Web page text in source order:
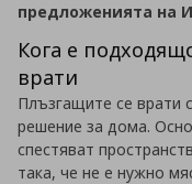
предложенията на
Кога е
врати
Плъзгащите се врати
решение за дома.
спестяват
така, че не е нужно